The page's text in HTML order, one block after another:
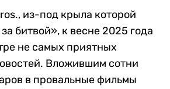
из-под крыла которой
битвой», к весне 2025 года
не самых приятных
Вложившим сотни
в провальные фильмы